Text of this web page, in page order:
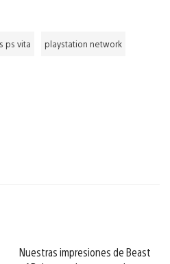
ps vita playstation network
Nuestras impresiones de Beast